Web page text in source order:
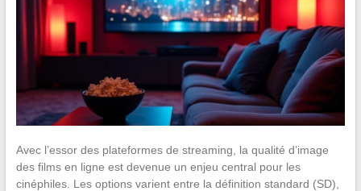
Avec l’essor des plateformes de streaming, la qualité d’image
des films en ligne est devenue un enjeu central pour les
cinéphiles. Les options varient entre la définition standard (SD),